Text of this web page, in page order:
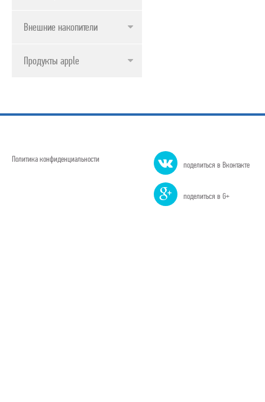
Внешние накопители
Продукты apple
Политика конфиденциальности
поделиться в Вконтакте
поделиться в G+